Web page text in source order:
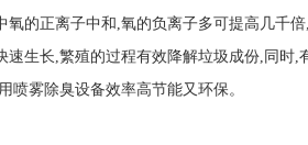
氧的正离子中和,氧的负离子多可提高几千
生长,繁殖的过程有效降解垃圾成份,同时,
雾除臭设备效率高节能又环保。